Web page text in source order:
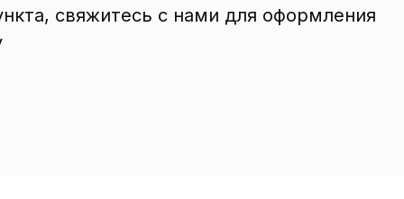
свяжитесь с нами для оформления